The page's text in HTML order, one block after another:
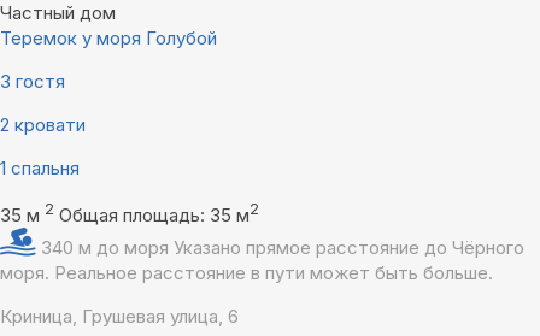
Частный дом
Теремок у моря Голубой
3 гостя
2 кровати
1 спальня
35 м 2 Общая площадь: 35 м2
340 м до моря Указано прямое расстояние до Чёрного
моря. Реальное расстояние в пути может быть больше.
Криница, Грушевая улица, 6